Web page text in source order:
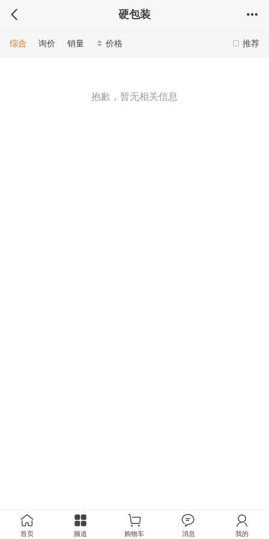
硬包装
推荐
综合 询价 销量 价格
抱歉，暂无相关信息
首页 频道 购物车 消息 我的